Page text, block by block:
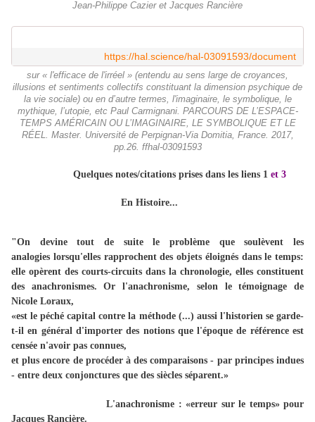
Jean-Philippe Cazier et Jacques Rancière
https://hal.science/hal-03091593/document
sur « l'efficace de l'irréel » (entendu au sens large de croyances,
illusions et sentiments collectifs constituant la dimension psychique de
la vie sociale) ou en d’autre termes, l'imaginaire, le symbolique, le
mythique, l’utopie, etc Paul Carmignani. PARCOURS DE L’ESPACE-
TEMPS AMÉRICAIN OU L’IMAGINAIRE, LE SYMBOLIQUE ET LE
RÉEL. Master. Université de Perpignan-Via Domitia, France. 2017,
pp.26. ffhal-03091593
Quelques notes/citations prises dans les liens 1 et 3
En Histoire...
"On devine tout de suite le problème que soulèvent les
analogies lorsqu'elles rapprochent des objets éloignés dans le temps:
elle opèrent des courts-circuits dans la chronologie, elles constituent
des anachronismes. Or l'anachronisme, selon le témoignage de
Nicole Loraux,
«est le péché capital contre la méthode (...) aussi l'historien se garde-
t-il en général d'importer des notions que l'époque de référence est
censée n'avoir pas connues,
et plus encore de procéder à des comparaisons - par principes indues
- entre deux conjonctures que des siècles séparent.»
L'anachronisme : «erreur sur le temps» pour
Jacques Rancière.